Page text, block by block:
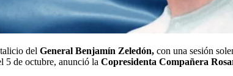
del General Benjamín Zeledón, con una sesión
5 de octubre, anunció la Copresidenta Compañera